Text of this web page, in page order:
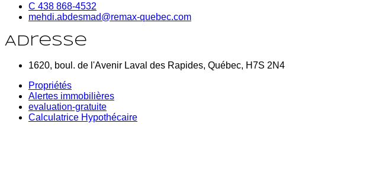
C 438 868-4532
mehdi.abdesmad@remax-quebec.com
Adresse
1620, boul. de l'Avenir Laval des Rapides, Québec, H7S 2N4
Propriétés
Alertes immobilières
evaluation-gratuite
Calculatrice Hypothécaire